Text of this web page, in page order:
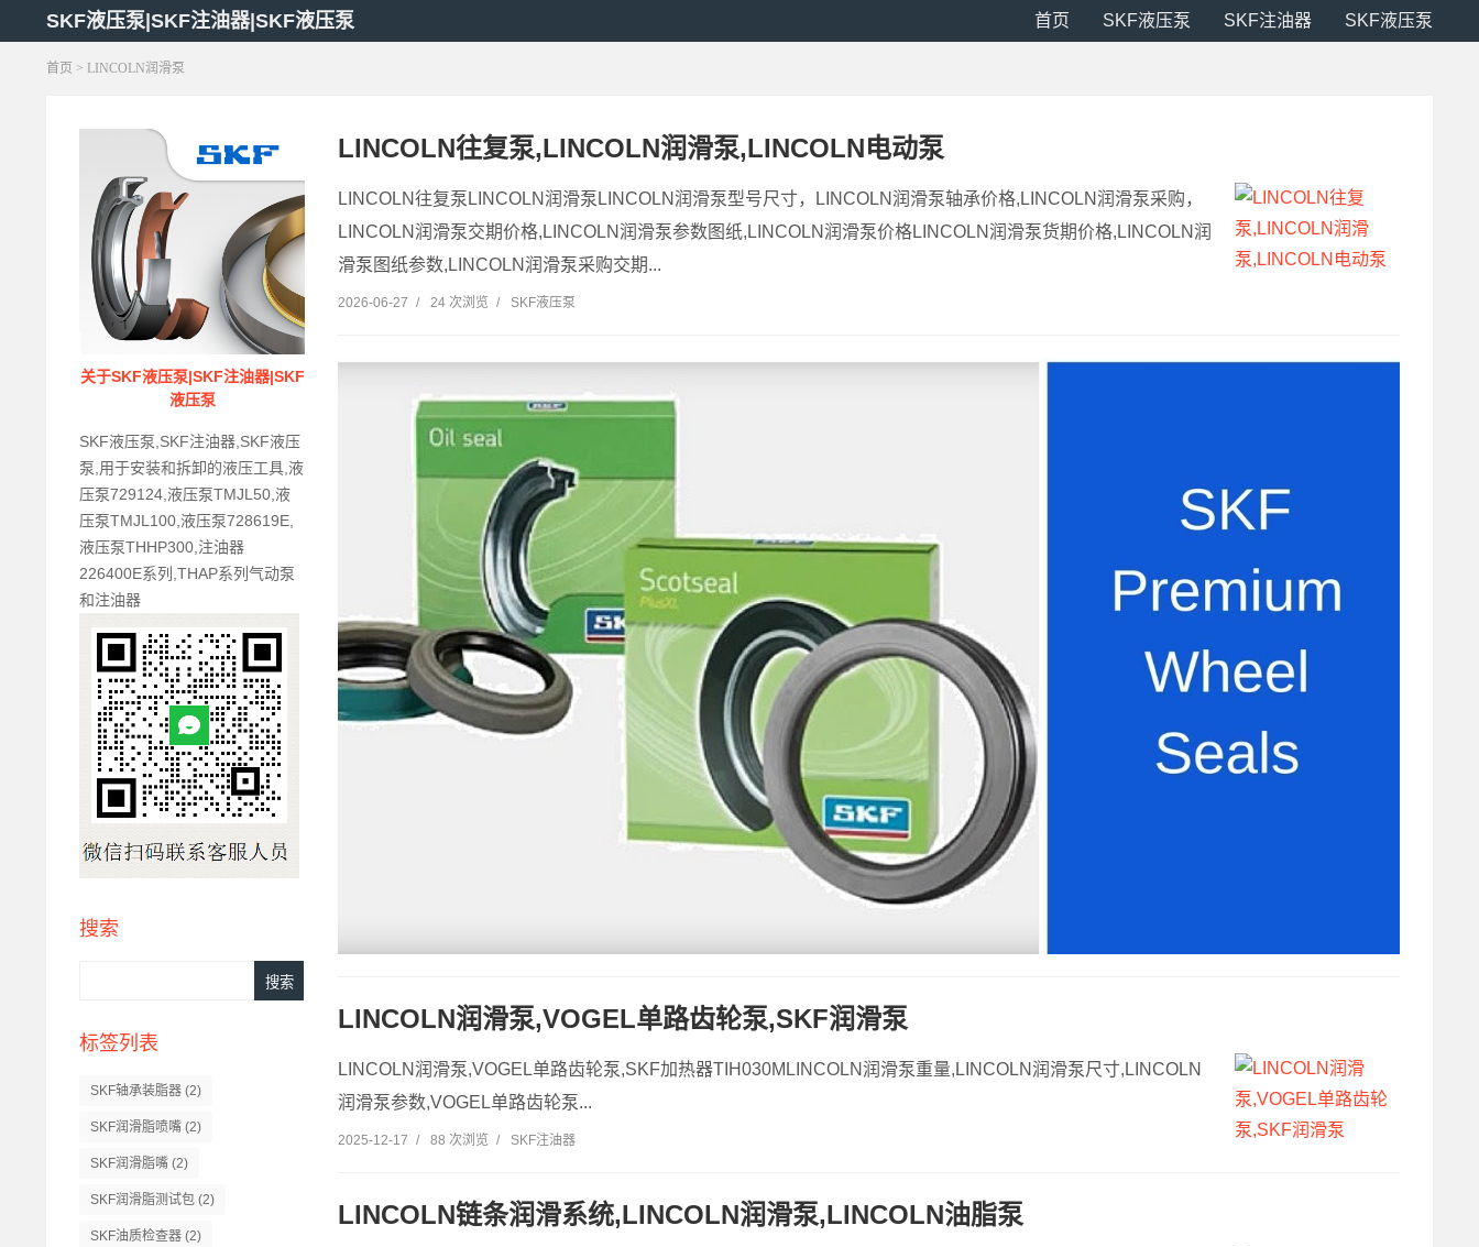
SKF液压泵|SKF注油器|SKF液压泵 首页 SKF液压泵 SKF注油器 SKF液压泵
首页 > LINCOLN润滑泵
关于SKF液压泵|SKF注油器|SKF
液压泵
SKF液压泵,SKF注油器,SKF液压
泵,用于安装和拆卸的液压工具,液
压泵729124,液压泵TMJL50,液
压泵TMJL100,液压泵728619E,
液压泵THHP300,注油器
226400E系列,THAP系列气动泵
和注油器
搜索
标签列表
SKF轴承装脂器 (2)
SKF润滑脂喷嘴 (2)
SKF润滑脂嘴 (2)
SKF润滑脂测试包 (2)
SKF油质检查器 (2)
LINCOLN往复泵,LINCOLN润滑泵,LINCOLN电动泵
LINCOLN往复泵LINCOLN润滑泵LINCOLN润滑泵型号尺寸，LINCOLN润滑泵轴承价格,LINCOLN润滑泵采购，
LINCOLN润滑泵交期价格,LINCOLN润滑泵参数图纸,LINCOLN润滑泵价格LINCOLN润滑泵货期价格,LINCOLN润
滑泵图纸参数,LINCOLN润滑泵采购交期...
2026-06-27 / 24 次浏览 / SKF液压泵
LINCOLN润滑泵,VOGEL单路齿轮泵,SKF润滑泵
LINCOLN润滑泵,VOGEL单路齿轮泵,SKF加热器TIH030MLINCOLN润滑泵重量,LINCOLN润滑泵尺寸,LINCOLN
润滑泵参数,VOGEL单路齿轮泵...
2025-12-17 / 88 次浏览 / SKF注油器
LINCOLN链条润滑系统,LINCOLN润滑泵,LINCOLN油脂泵